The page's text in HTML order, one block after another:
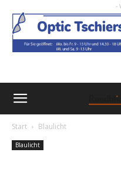
-
Start Blaulicht
Blaulicht